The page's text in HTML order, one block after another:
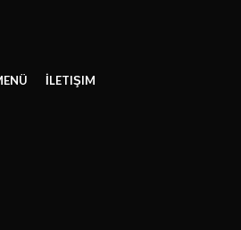
İLETIŞIM